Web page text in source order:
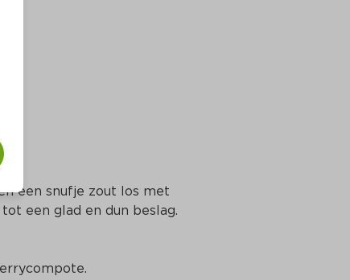
een snufje zout los met
een glad en dun beslag.